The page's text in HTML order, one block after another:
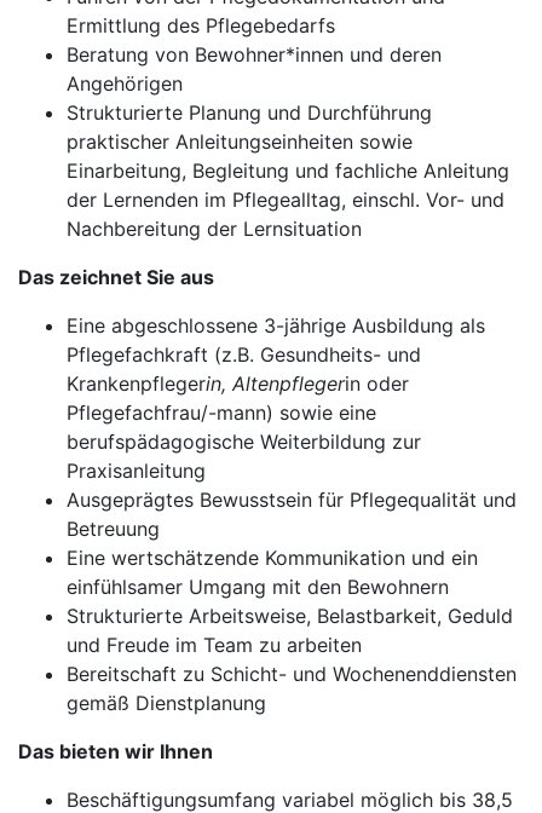
Ermittlung des Pflegebedarfs
Beratung von Bewohner*innen und deren
Angehörigen
Strukturierte Planung und Durchführung
praktischer Anleitungseinheiten sowie
Einarbeitung, Begleitung und fachliche Anleitung
der Lernenden im Pflegealltag, einschl. Vor- und
Nachbereitung der Lernsituation
Das zeichnet Sie aus
Eine abgeschlossene 3-jährige Ausbildung als
Pflegefachkraft (z.B. Gesundheits- und
Krankenpflegerin, Altenpflegerin oder
Pflegefachfrau/-mann) sowie eine
berufspädagogische Weiterbildung zur
Praxisanleitung
Ausgeprägtes Bewusstsein für Pflegequalität und
Betreuung
Eine wertschätzende Kommunikation und ein
einfühlsamer Umgang mit den Bewohnern
Strukturierte Arbeitsweise, Belastbarkeit, Geduld
und Freude im Team zu arbeiten
Bereitschaft zu Schicht- und Wochenenddiensten
gemäß Dienstplanung
Das bieten wir Ihnen
Beschäftigungsumfang variabel möglich bis 38,5